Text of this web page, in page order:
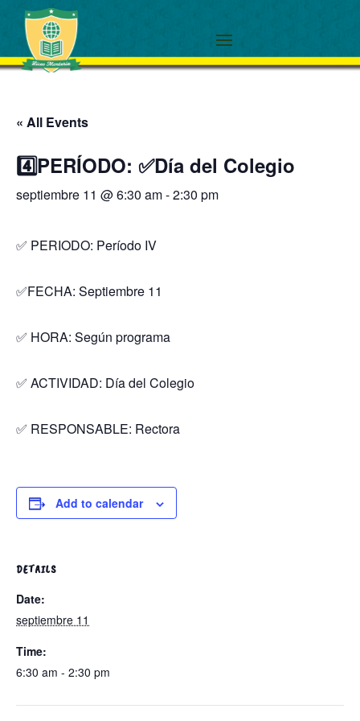
« All Events
4️⃣PERÍODO: ✅Día del Colegio
septiembre 11 @ 6:30 am-2:30 pm
✅ PERIODO: Período IV
✅FECHA: Septiembre 11
✅ HORA: Según programa
✅ ACTIVIDAD: Día del Colegio
✅ RESPONSABLE: Rectora
Add to calendar
DETAILS
Date:
septiembre 11
Time:
6:30 am - 2:30 pm